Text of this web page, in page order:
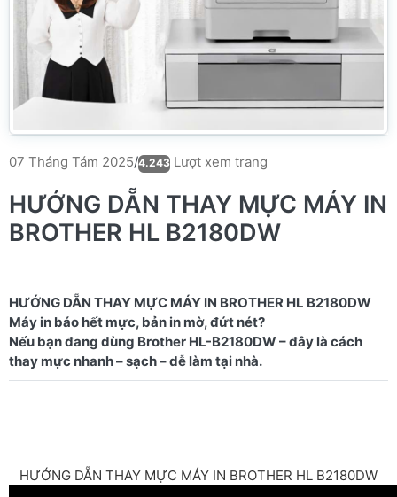
07 Tháng Tám 2025/4.243 Lượt xem trang
HƯỚNG DẴN THAY MỰC MÁY IN
BROTHER HL B2180DW
HƯỚNG DẴN THAY MỰC MÁY IN BROTHER HL B2180DW
Máy in báo hết mực, bản in mờ, đứt nét?
Nếu bạn đang dùng Brother HL-B2180DW – đây là cách
HƯỚNG DẴN THAY MỰC MÁY IN BROTHER HL B2180DW